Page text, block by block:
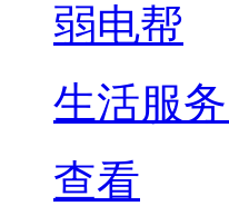
弱电帮
生活服务
查看